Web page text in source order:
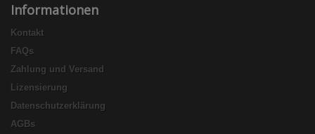
Informationen
Kontakt
FAQs
Zahlung und Versand
Lizensierung
Datenschutzerklärung
AGBs